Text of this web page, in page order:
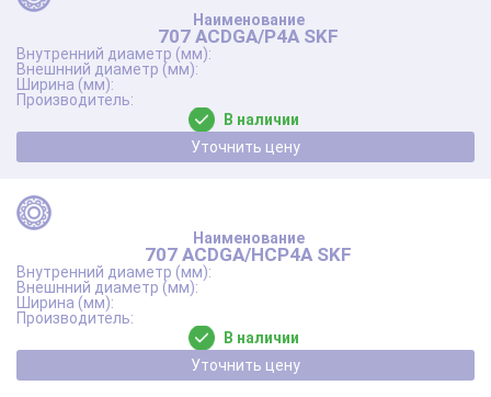
707 ACDGA/P4A SKF
В наличии
Уточнить цену
707 ACDGA/HCP4A SKF
В наличии
Уточнить цену